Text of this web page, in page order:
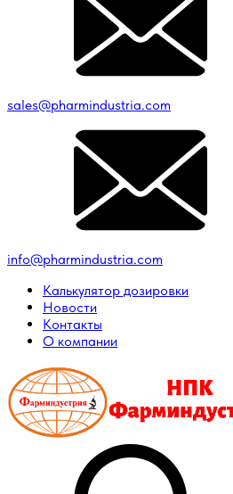
sales@pharmindustria.com
info@pharmindustria.com
Калькулятор дозировки
Новости
Контакты
О компании